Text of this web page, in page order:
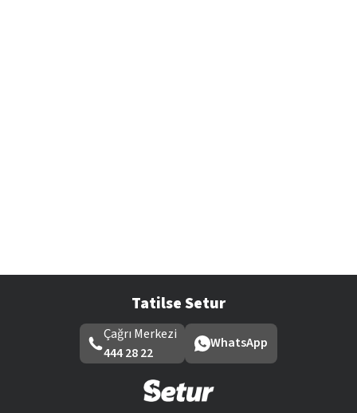
Tatilse Setur
Çağrı Merkezi
444 28 22
WhatsApp